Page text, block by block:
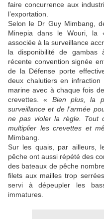
faire concurrence aux
l’exportation.
Selon le Dr Guy Mimbang,
Minepia dans le Wouri, la
associée à la surveillance
la disponibilité de gambas
récente convention signée
de la Défense porte
deux chalutiers en
marine avec à chaque fois
crevettes. « Bien plus, la
surveillance et de l’armée
ne pas violer la règle. Tout
multiplier les crevettes et
Mimbang.
Sur les quais, par ailleurs,
pêche ont aussi répété des
des bateaux de pêche
filets aux mailles trop
servi à dépeupler les
immatures.